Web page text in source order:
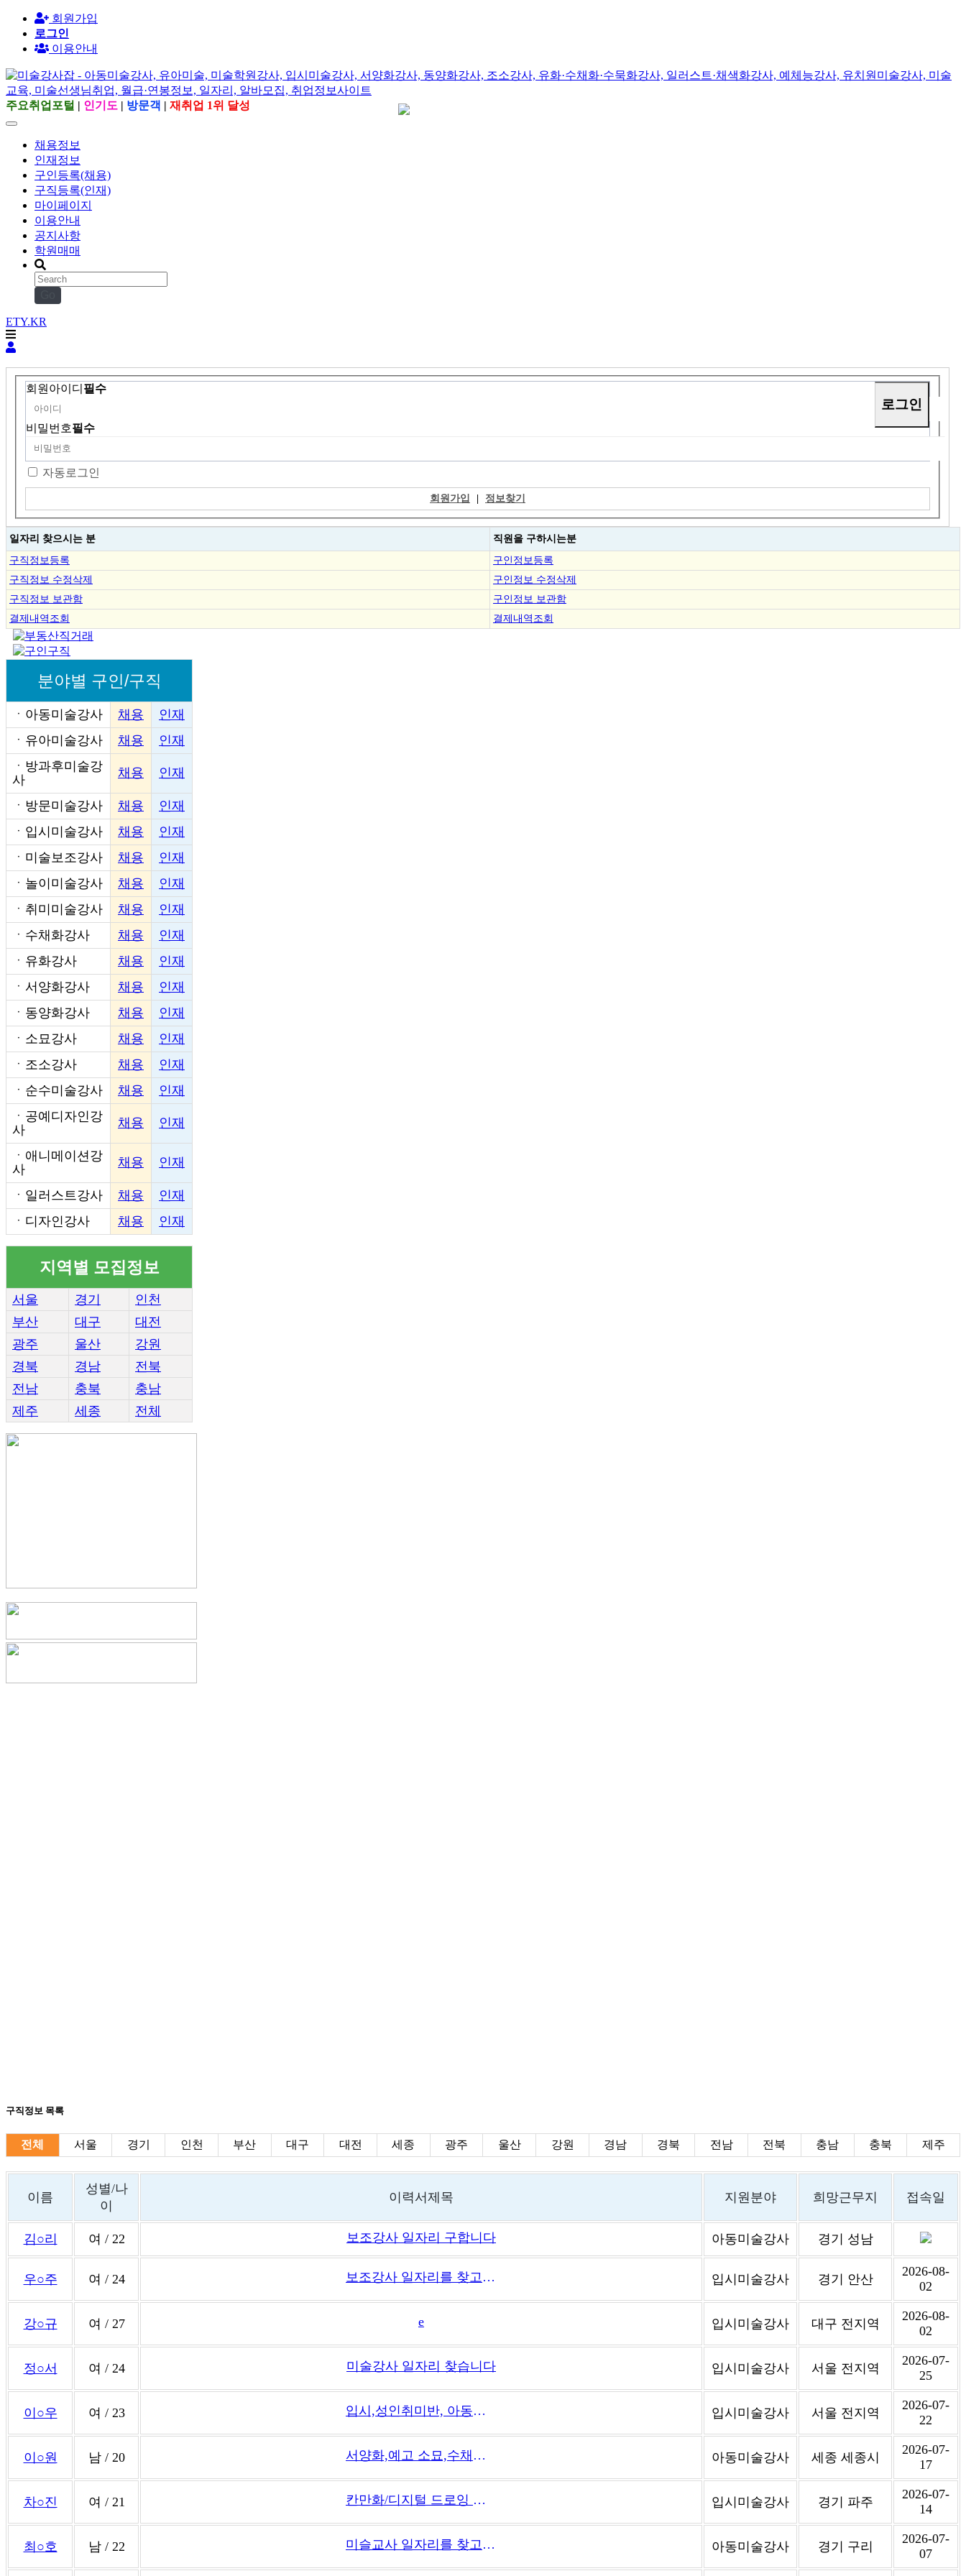
회원가입
로그인
이용안내
주요취업포털 | 인기도 | 방문객 | 재취업 1위 달성
채용정보
인재정보
구인등록(채용)
구직등록(인재)
마이페이지
이용안내
공지사항
학원매매
ETY.KR
회원아이디 필수
비밀번호필수
자동로그인
회원가입 | 정보찾기
일자리 찾으시는 분 직원을 구하시는분
구직정보등록
구인정보등록
구직정보 수정삭제
구인정보 수정삭제
구직정보 보관함
구인정보 보관함
결제내역조회
결제내역조회
분야별 구인/구직
ㆍ 아동미술강사 채용
인재
ㆍ 유아미술강사 채용
인재
ㆍ 방과후미술강
사
채용 인재
ㆍ 방문미술강사 채용
인재
ㆍ 입시미술강사 채용
인재
ㆍ 미술보조강사 채용
인재
ㆍ 놀이미술강사 채용
인재
ㆍ 취미미술강사 채용
인재
ㆍ 수채화강사 채용
인재
ㆍ 유화강사 채용
인재
ㆍ 서양화강사 채용
인재
ㆍ 동양화강사 채용
인재
ㆍ 소묘강사 채용
인재
ㆍ 조소강사 채용
인재
ㆍ 순수미술강사 채용
인재
ㆍ 공예디자인강
사
채용 인재
ㆍ 애니메이션강
사
채용 인재
ㆍ 일러스트강사 채용
인재
ㆍ 디자인강사 채용 인재
지역별 모집정보
서울 경기
인천
부산
대구
대전
광주
울산
강원
경북
경남
전북
전남
충북
충남
제주
세종 전체
구직정보 목록
전체 서울 경기 인천 부산 대구 대전 세종 광주 울산 강원 경남 경북 전남 전북 충남 충북 제주
이름
성별/나
이
이력서제목 지원분야 희망근무지 접속일
김○리 여 / 22 보조강사 일자리 구합니다 아동미술강사 경기 성남
우○주 여 / 24 보조강사 일자리를 찾고있습니다 신티크, 클립스튜디오 사용에 능합니다 입시미술강사 경기 안산
2026-08-
02
강○규 여 / 27 e 입시미술강사 대구 전지역
2026-08-
02
정○서 여 / 24 미술강사 일자리 찾습니다 입시미술강사 서울 전지역
2026-07-
25
이○우 여 / 23 입시,성인취미반, 아동미술 구직합니다 입시미술강사 서울 전지역
2026-07-
22
이○원 남 / 20 서양화,예고 소묘,수채화,아동미술 보조 강사 지원합니다 아동미술강사 세종 세종시
2026-07-
17
차○진 여 / 21 칸만화/디지털 드로잉 관련 입시미술학원 파트강사 알바를 찾고있습니다. 입시미술강사 경기 파주
2026-07-
14
최○호 남 / 22 미슬교사 일자리를 찾고 있습니다! 아동미술강사 경기 구리
2026-07-
07